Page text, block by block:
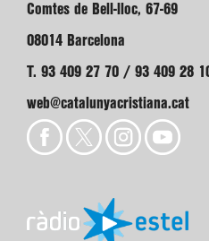
Comtes de Bell-lloc, 67-69
08014 Barcelona
T. 93 409 27 70 / 93 409 28
web@catalunyacristiana.cat